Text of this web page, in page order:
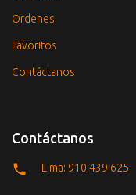
Ordenes
Favoritos
Contáctanos
Contáctanos
Lima: 910 439 625